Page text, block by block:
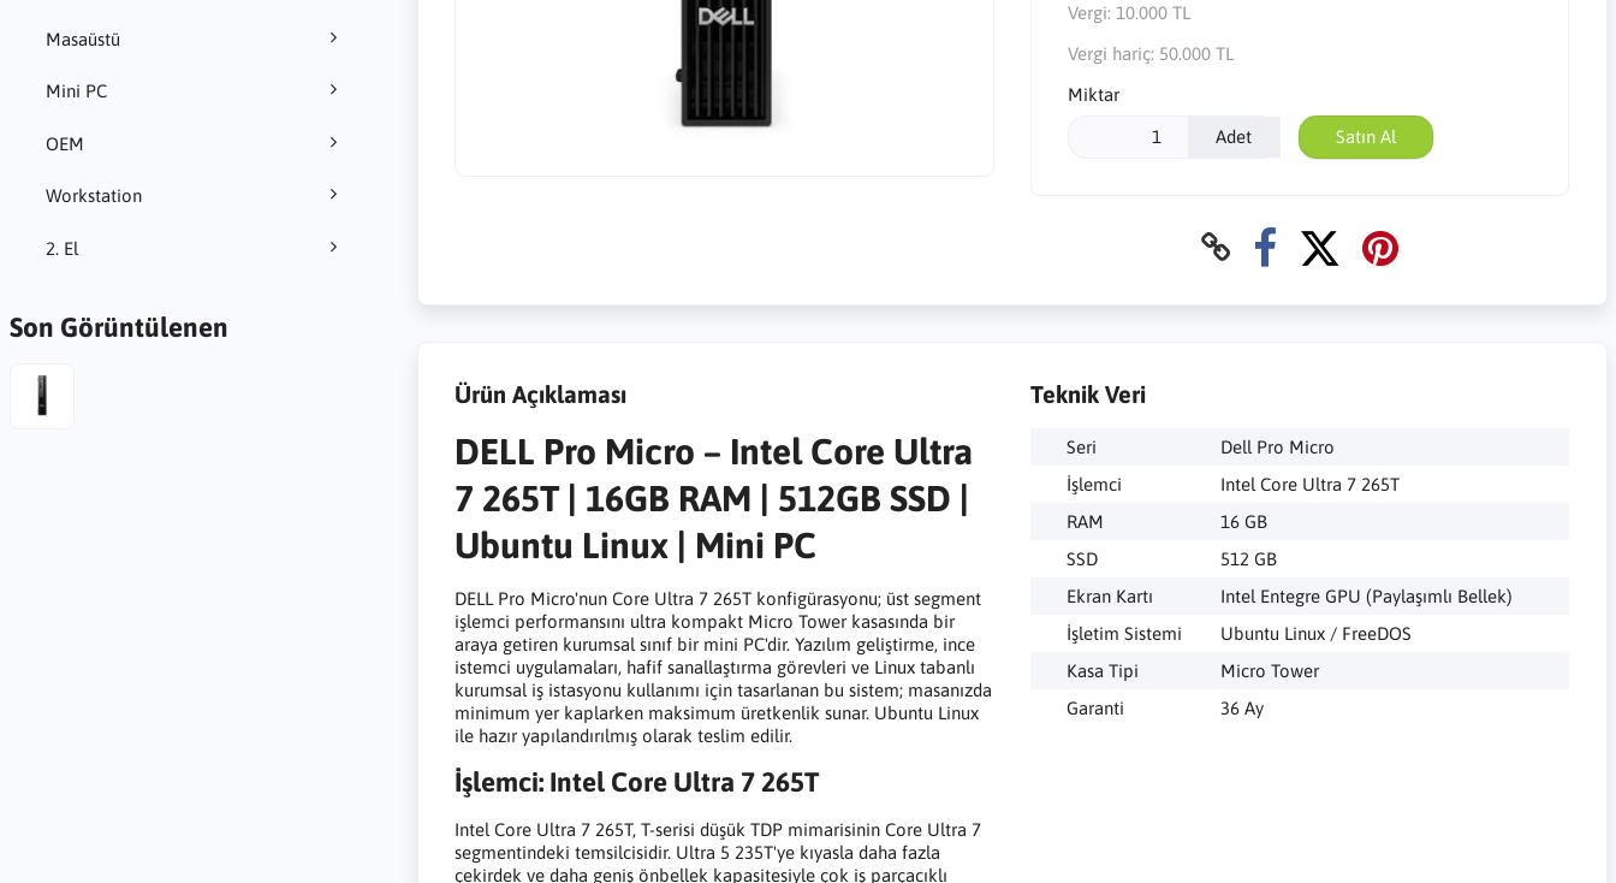
Masaüstü
Mini PC
OEM
Workstation
2. El
Son Görüntülenen
Vergi: 10.000 TL
Vergi hariç: 50.000 TL
Miktar
Adet Satın Al
Ürün Açıklaması
DELL Pro Micro – Intel Core Ultra
7 265T | 16GB RAM | 512GB SSD |
Ubuntu Linux | Mini PC
DELL Pro Micro'nun Core Ultra 7 265T konfigürasyonu; üst segment
işlemci performansını ultra kompakt Micro Tower kasasında bir
araya getiren kurumsal sınıf bir mini PC'dir. Yazılım geliştirme, ince
istemci uygulamaları, hafif sanallaştırma görevleri ve Linux tabanlı
kurumsal iş istasyonu kullanımı için tasarlanan bu sistem; masanızda
minimum yer kaplarken maksimum üretkenlik sunar. Ubuntu Linux
ile hazır yapılandırılmış olarak teslim edilir.
İşlemci: Intel Core Ultra 7 265T
Intel Core Ultra 7 265T, T-serisi düşük TDP mimarisinin Core Ultra 7
segmentindeki temsilcisidir. Ultra 5 235T'ye kıyasla daha fazla
çekirdek ve daha geniş önbellek kapasitesiyle çok iş parçacıklı
Teknik Veri
Seri
Dell Pro Micro
İşlemci
Intel Core Ultra 7 265T
RAM
16 GB
SSD
512 GB
Ekran Kartı
Intel Entegre GPU (Paylaşımlı Bellek)
İşletim Sistemi
Ubuntu Linux / FreeDOS
Kasa Tipi
Micro Tower
Garanti
36 Ay